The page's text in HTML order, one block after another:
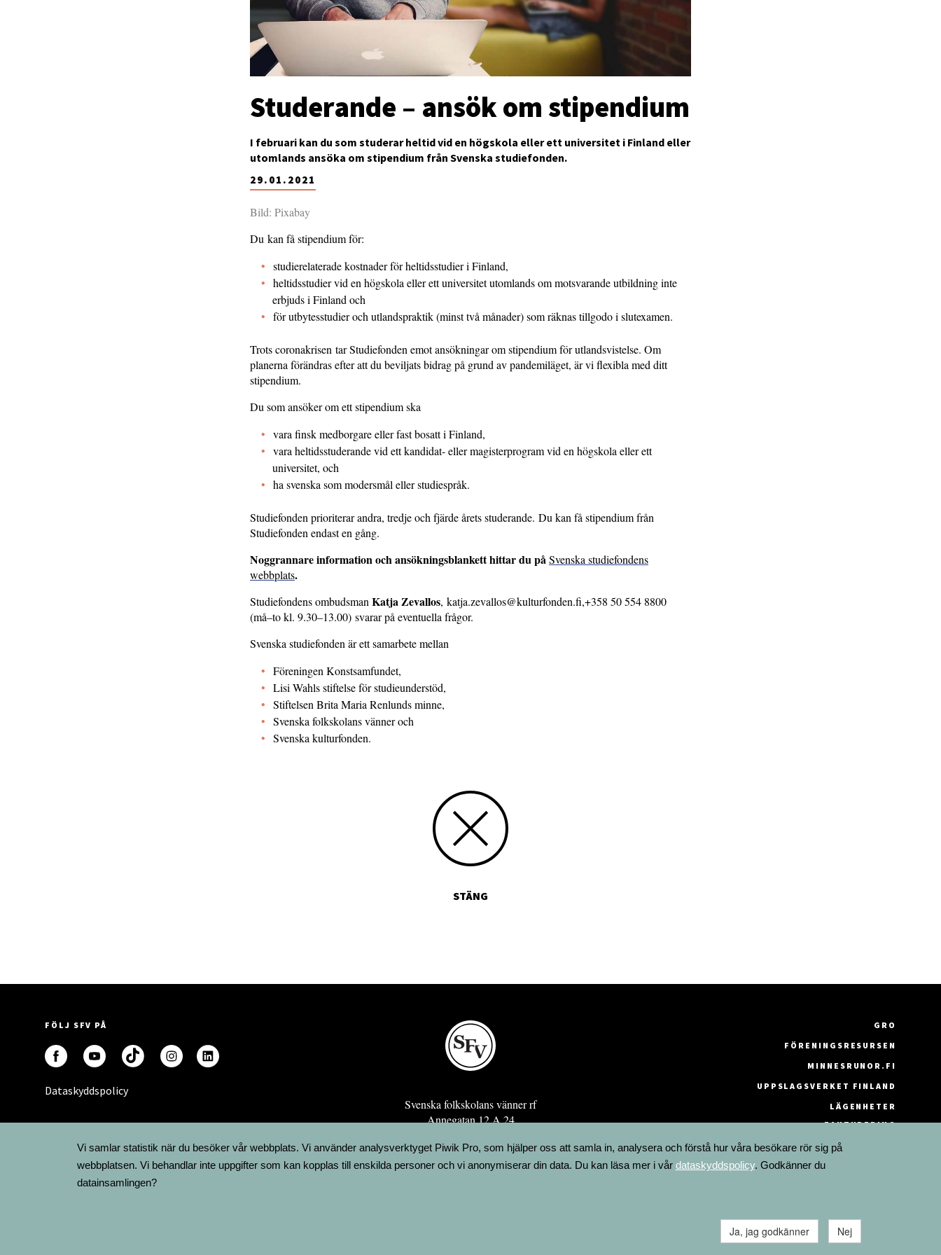
Studerande – ansök om stipendium
29.01.2021
I februari kan du som studerar heltid vid en högskola eller ett universitet i Finland eller
utomlands ansöka om stipendium från Svenska studiefonden.
Bild: Pixabay
Du kan få stipendium för:
studierelaterade kostnader för heltidsstudier i Finland,
heltidsstudier vid en högskola eller ett universitet utomlands om motsvarande utbildning inte
erbjuds i Finland och
för utbytesstudier och utlandspraktik (minst två månader) som räknas tillgodo i slutexamen.
Trots coronakrisen tar Studiefonden emot ansökningar om stipendium för utlandsvistelse. Om
planerna förändras efter att du beviljats bidrag på grund av pandemiläget, är vi flexibla med ditt
stipendium.
Du som ansöker om ett stipendium ska
vara finsk medborgare eller fast bosatt i Finland,
vara heltidsstuderande vid ett kandidat- eller magisterprogram vid en högskola eller ett
universitet, och
ha svenska som modersmål eller studiespråk.
Studiefonden prioriterar andra, tredje och fjärde årets studerande. Du kan få stipendium från
Studiefonden endast en gång.
Noggrannare information och ansökningsblankett hittar du påSvenska studiefondens
webbplats.
Studiefondens ombudsman Katja Zevallos, katja.zevallos@kulturfonden.fi,+358 50 554 8800
(må–to kl. 9.30–13.00) svarar på eventuella frågor.
Svenska studiefonden är ett samarbete mellan
Föreningen Konstsamfundet,
Lisi Wahls stiftelse för studieunderstöd,
Stiftelsen Brita Maria Renlunds minne,
Svenska folkskolans vänner och
Svenska kulturfonden.
STÄNG
FÖLJ SFV PÅ
Dataskyddspolicy
Svenska folkskolans vänner rf
Annegatan 12 A 24
sfv@sfv.fi
GRO
FÖRENINGSRESURSEN
MINNESRUNOR.FI
UPPSLAGSVERKET FINLAND
LÄGENHETER
FAKTURERING
Vi samlar statistik när du besöker vår webbplats. Vi använder analysverktyget Piwik Pro, som hjälper oss att samla in, analysera och förstå hur våra besökare rör sig på
webbplatsen. Vi behandlar inte uppgifter som kan kopplas till enskilda personer och vi anonymiserar din data. Du kan läsa mer i vår dataskyddspolicy. Godkänner du
datainsamlingen?
Ja, jag godkänner Nej